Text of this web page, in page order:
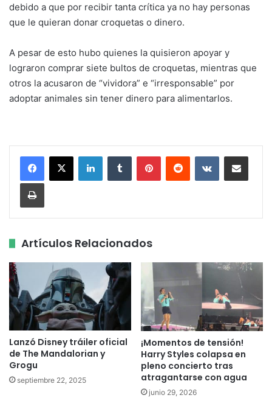
debido a que por recibir tanta crítica ya no hay personas
que le quieran donar croquetas o dinero.
A pesar de esto hubo quienes la quisieron apoyar y
lograron comprar siete bultos de croquetas, mientras que
otros la acusaron de “vividora” e “irresponsable” por
adoptar animales sin tener dinero para alimentarlos.
LinkedInTumblr PinterestReddit VKontakteShare via Email
Print
Artículos Relacionados
Lanzó Disney tráiler oficial
de The Mandalorian y
Grogu
septiembre 22, 2025
¡Momentos de tensión!
Harry Styles colapsa en
pleno concierto tras
atragantarse con agua
junio 29, 2026